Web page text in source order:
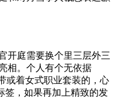
庭需要换个里三层外三
相。个人有个无依据
或着女式职业套装的，心
签，如果再加上精致的发